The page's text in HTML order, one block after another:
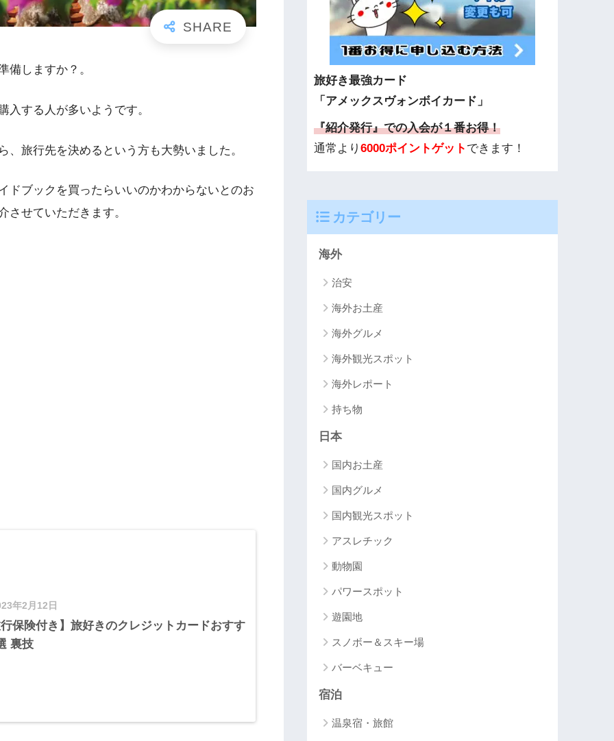
備しますか？。
入する人が多いようです。
旅行先を決めるという方も大勢いました。
ドブックを買ったらいいのかわからないとのお
させていただきます。
年2月12日
保険付き】旅好きのクレジットカードおすす
裏技
旅好き最強カード
「アメックスヴォンボイカード」
『紹介発行』での入会が１番お得！
通常より6000ポイントゲット できます！
カテゴリー
海外
治安
海外お土産
海外グルメ
海外観光スポット
海外レポート
持ち物
日本
国内お土産
国内グルメ
国内観光スポット
アスレチック
動物園
パワースポット
遊園地
スノボー＆スキー場
バーベキュー
宿泊
温泉宿・旅館